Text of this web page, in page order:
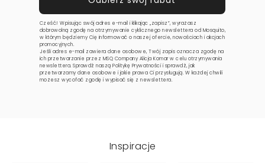
Cześć! Wpisując swój adres e-mail i klikając „zapisz”, wyrażasz
dobrowolną zgodę na otrzymywanie cyklicznego newslettera od Mosquito,
w którym będziemy Cię informować o naszej ofercie, nowościach i akcjach
promocyjnych.
Jeśli adres e-mail zawiera dane osobowe, Twój zapis oznacza zgodę na
ich przetwarzanie przez MSQ Company Alicja Komar w celu otrzymywania
newslettera. Sprawdź naszą Politykę Prywatnościi sprawdź, jak
przetwarzamy dane osobowe i jakie prawa Ci przysługują. W każdej chwili
możesz wycofać zgodę i wypisać się z newslettera.
Inspiracje